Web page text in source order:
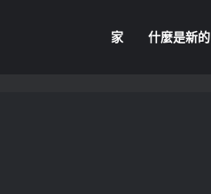
家 什麼是新的